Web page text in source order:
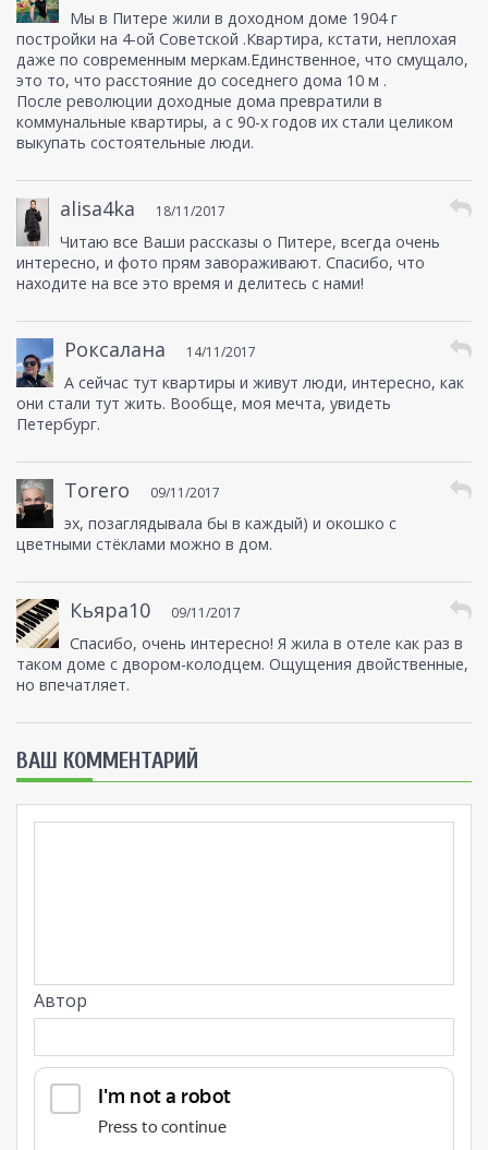
Мы в Питере жили в доходном доме 1904 г
постройки на 4-ой Советской .Квартира, кстати, неплохая
даже по современным меркам.Единственное, что смущало,
это то, что расстояние до соседнего дома 10 м .
После революции доходные дома превратили в
коммунальные квартиры, а с 90-х годов их стали целиком
выкупать состоятельные люди.
alisa4ka 18/11/2017
Читаю все Ваши рассказы о Питере, всегда очень
интересно, и фото прям завораживают. Спасибо, что
находите на все это время и делитесь с нами!
Роксалана 14/11/2017
А сейчас тут квартиры и живут люди, интересно, как
они стали тут жить. Вообще, моя мечта, увидеть
Петербург.
Torero 09/11/2017
эх, позаглядывала бы в каждый) и окошко с
цветными стёклами можно в дом.
Кьяра10 09/11/2017
Спасибо, очень интересно! Я жила в отеле как раз в
таком доме с двором-колодцем. Ощущения двойственные,
но впечатляет.
ВАШ КОММЕНТАРИЙ
Автор